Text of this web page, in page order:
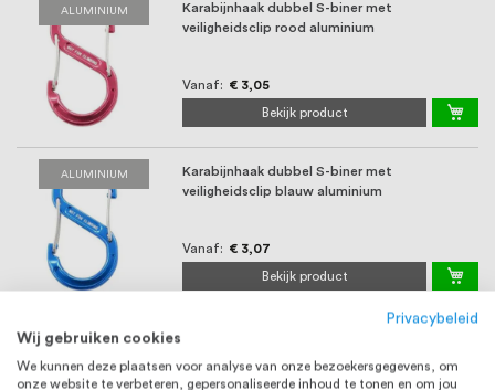
ALUMINIUM
Karabijnhaak dubbel S-biner met
veiligheidsclip rood aluminium
Vanaf € 3,05
Bekijk product
ALUMINIUM
Karabijnhaak dubbel S-biner met
veiligheidsclip blauw aluminium
Vanaf € 3,07
Bekijk product
Privacybeleid
Wij gebruiken cookies
We kunnen deze plaatsen voor analyse van onze bezoekersgegevens, om
onze website te verbeteren, gepersonaliseerde inhoud te tonen en om jou